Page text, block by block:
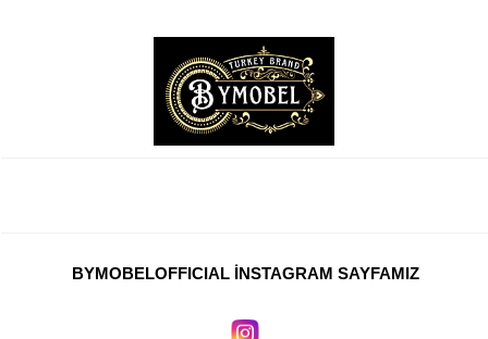
BYMOBELOFFICIAL İNSTAGRAM SAYFAMIZ